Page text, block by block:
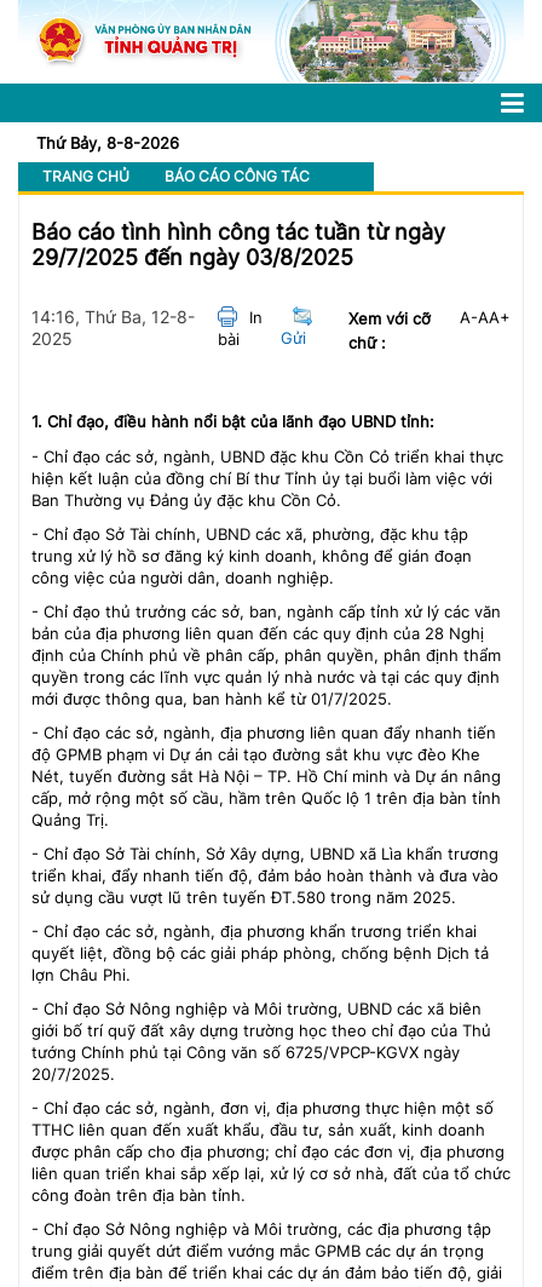
Thứ Bảy, 8-8-2026
TRANG CHỦ BÁO CÁO CÔNG TÁC
Báo cáo tình hình công tác tuần từ ngày
29/7/2025 đến ngày 03/8/2025
14:16, Thứ Ba, 12-8-
2025
In
bài
Gửi
Xem với cỡ
chữ :
A-AA+
1. Chỉ đạo, điều hành nổi bật của lãnh đạo UBND tỉnh:
- Chỉ đạo các sở, ngành, UBND đặc khu Cồn Cỏ triển khai thực
hiện kết luận của đồng chí Bí thư Tỉnh ủy tại buổi làm việc với
Ban Thường vụ Đảng ủy đặc khu Cồn Cỏ.
- Chỉ đạo Sở Tài chính, UBND các xã, phường, đặc khu tập
trung xử lý hồ sơ đăng ký kinh doanh, không để gián đoạn
công việc của người dân, doanh nghiệp.
- Chỉ đạo thủ trưởng các sở, ban, ngành cấp tỉnh xử lý các văn
bản của địa phương liên quan đến các quy định của 28 Nghị
định của Chính phủ về phân cấp, phân quyền, phân định thẩm
quyền trong các lĩnh vực quản lý nhà nước và tại các quy định
mới được thông qua, ban hành kể từ 01/7/2025.
- Chỉ đạo các sở, ngành, địa phương liên quan đẩy nhanh tiến
độ GPMB phạm vi Dự án cải tạo đường sắt khu vực đèo Khe
Nét, tuyến đường sắt Hà Nội – TP. Hồ Chí minh và Dự án nâng
cấp, mở rộng một số cầu, hầm trên Quốc lộ 1 trên địa bàn tỉnh
Quảng Trị.
- Chỉ đạo Sở Tài chính, Sở Xây dựng, UBND xã Lìa khẩn trương
triển khai, đẩy nhanh tiến độ, đảm bảo hoàn thành và đưa vào
sử dụng cầu vượt lũ trên tuyến ĐT.580 trong năm 2025.
- Chỉ đạo các sở, ngành, địa phương khẩn trương triển khai
quyết liệt, đồng bộ các giải pháp phòng, chống bệnh Dịch tả
lợn Châu Phi.
- Chỉ đạo Sở Nông nghiệp và Môi trường, UBND các xã biên
giới bố trí quỹ đất xây dựng trường học theo chỉ đạo của Thủ
tướng Chính phủ tại Công văn số 6725/VPCP-KGVX ngày
20/7/2025.
- Chỉ đạo các sở, ngành, đơn vị, địa phương thực hiện một số
TTHC liên quan đến xuất khẩu, đầu tư, sản xuất, kinh doanh
được phân cấp cho địa phương; chỉ đạo các đơn vị, địa phương
liên quan triển khai sắp xếp lại, xử lý cơ sở nhà, đất của tổ chức
công đoàn trên địa bàn tỉnh.
- Chỉ đạo Sở Nông nghiệp và Môi trường, các địa phương tập
trung giải quyết dứt điểm vướng mắc GPMB các dự án trọng
điểm trên địa bàn để triển khai các dự án đảm bảo tiến độ, giải